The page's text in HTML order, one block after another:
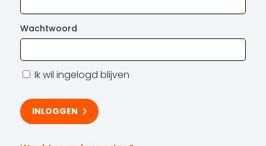
Wachtwoord
Ik wil ingelogd blijven